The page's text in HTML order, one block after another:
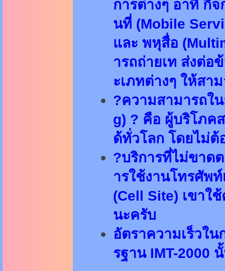
การต่างๆ อาทิ กิ
นที่ (Mobile
และ พหุสื่อ
ารถถ่ายเท ส่งต่
ะเภทต่างๆ ให้สา
?ความสามารถใ
g) ? คือ ผู้บริโภค
ด้ทั่วโลก โดยไม่ต้
?บริการที่ไม่ขาด
ารใช้งานโทรศัพ
(Cell Site) เขาใ
นะครับ
อัตราความเร็วใ
รฐาน IMT-2000